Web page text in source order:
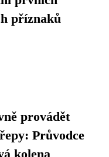
příznaků
provádět
Průvodce
kolena